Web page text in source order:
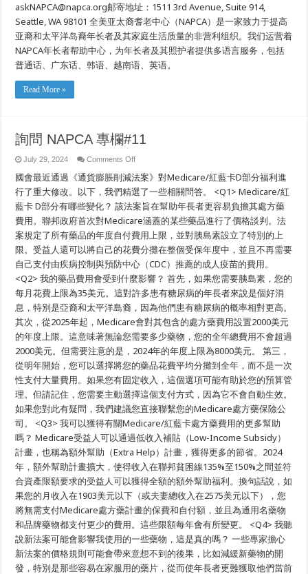
askNAPCA@napca.org邮寄地址：1511 3rd Avenue, Suite 914,
Seattle, WA 98101 全美亚太裔耆老中心（NAPCA）是一家致力于提高
亚裔和太平洋岛裔年长者及其家庭生活质量的非营利组织。我们运营着
NAPCA年长者帮助中心，为年长者及其照护者提供多语言服务，包括
普通话、广东话、韩语、越南语、英语。
Read More »
詢問 NAPCA 專欄#11
July 29, 2024 Comments Offon
問
NAPCA
專
欄
#11
國會最近通過《通貨膨脹削減法案》對Medicare/紅藍卡D部分福利進
行了重大修改。以下，我們精選了一些相關問答。 <Q1> Medicare/紅
藍卡 D部分有哪些變化？ 該法案旨在幫助年長者更容易負擔其處方藥
費用。聯邦政府首次對Medicare涵蓋的某些藥品進行了價格談判。法
案規定了所有藥品的年度自付費用上限，並對胰島素設立了特別的上
限。受益人還可以將自己的花費分攤在整個受保年度中，並且不再需要
自己支付由疾病控制與預防中心（CDC）推薦的成人疫苗的費用。
<Q2> 我的藥品費用會受到什麼影響？ 首先，如果您需要胰島素，您的
每月花費上限為35美元。這對許多患有糖尿病的年長者來說是個好消
息，特別是亞裔和太平洋島裔，因為他們患有糖尿病的概率相對更高。
其次，從2025年起，Medicare會對其包含的處方藥費用設置2000美元
的年度上限。這意味著無論您需要多少藥物，您的全年總費用不會超過
2000美元。但需要注意的是，2024年的年度上限為8000美元。 第三，
從明年開始，您可以選擇將您的藥品花費平均分攤到全年，而不是一次
性支付大量費用。如果您有固定收入，這個選項可能有助於您的預算管
理。但請記住，您需要主動選擇這個支付方式，因為它不會自動生效。
如果您對此有疑問，我們建議您直接聯繫您的Medicare處方藥保險公
司。 <Q3> 我可以獲得有關Medicare/紅藍卡處方藥費用的更多幫助
嗎？ Medicare受益人可以通過低收入補貼（Low-Income Subsidy）
計畫，也稱為額外幫助（Extra Help）計畫，獲得更多的節省。2024
年，額外幫助計畫擴大，使得收入在聯邦貧困線135%至150%之間並符
合資產限額要求的受益人可以獲得全額的額外幫助福利。換句話說，如
果您的月收入在1903美元以下（或夫妻總收入在2575美元以下），您
將無需支付Medicare處方藥計畫的保費和自付額，並且為通用名藥物
和品牌藥物都支付更少的費用。這些限額每年會有所變更。 <Q4> 我聽
說新法案可能會影響我使用的一些藥物，這是真的嗎？ 一些專家擔心
新法案的價格規則可能會帶來意想不到的後果，比如減緩新藥物的開
發，特別是那些容易在家服用的藥片，從而使年長者更難獲取他們當前